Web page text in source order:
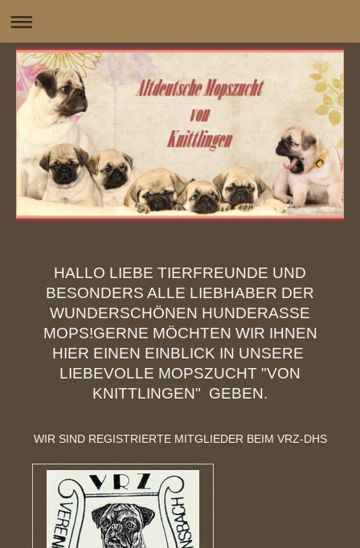
HALLO LIEBE TIERFREUNDE UND
BESONDERS ALLE LIEBHABER DER
WUNDERSCHÖNEN HUNDERASSE
MOPS!GERNE MÖCHTEN WIR IHNEN
HIER EINEN EINBLICK IN UNSERE
LIEBEVOLLE MOPSZUCHT "VON
KNITTLINGEN" GEBEN.
WIR SIND REGISTRIERTE MITGLIEDER BEIM VRZ-DHS